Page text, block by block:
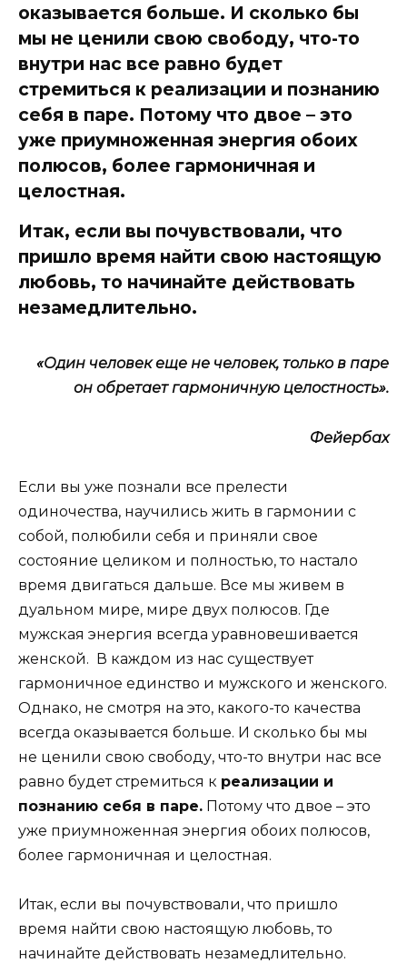
оказывается больше. И сколько бы
мы не ценили свою свободу, что-то
внутри нас все равно будет
стремиться к реализации и познанию
себя в паре. Потому что двое – это
уже приумноженная энергия обоих
полюсов, более гармоничная и
целостная.
Итак, если вы почувствовали, что
пришло время найти свою настоящую
любовь, то начинайте действовать
незамедлительно.
«Один человек еще не человек, только в паре
он обретает гармоничную целостность».
Фейербах
Если вы уже познали все прелести
одиночества, научились жить в гармонии с
собой, полюбили себя и приняли свое
состояние целиком и полностью, то настало
время двигаться дальше. Все мы живем в
дуальном мире, мире двух полюсов. Где
мужская энергия всегда уравновешивается
женской. В каждом из нас существует
гармоничное единство и мужского и женского.
Однако, не смотря на это, какого-то качества
всегда оказывается больше. И сколько бы мы
не ценили свою свободу, что-то внутри нас все
равно будет стремиться к реализации и
познанию себя в паре. Потому что двое – это
уже приумноженная энергия обоих полюсов,
более гармоничная и целостная.
Итак, если вы почувствовали, что пришло
время найти свою настоящую любовь, то
начинайте действовать незамедлительно.